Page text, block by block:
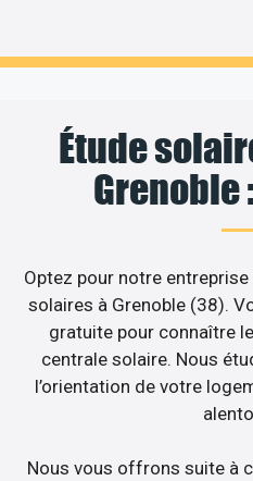
Étude
Grenoble
Optez pour notre
solaires à Grenoble (38).
gratuite pour connaître
centrale solaire. Nous
l’orientation de votre
Nous vous offrons suite à